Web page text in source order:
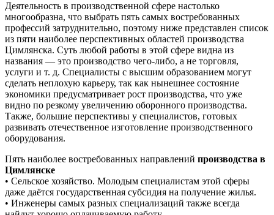
Деятельность в производственной сфере настолько
многообразна, что выбрать пять самых востребованных
профессий затруднительно, поэтому ниже представлен список
из пяти наиболее перспективных областей производства
Цимлянска. Суть любой работы в этой сфере видна из
названия — это производство чего-либо, а не торговля,
услуги и т. д. Специалисты с высшим образованием могут
сделать неплохую карьеру, так как нынешнее состояние
экономики предусматривает рост производства, что уже
видно по резкому увеличению оборонного производства.
Также, большие перспективы у специалистов, готовых
развивать отечественное изготовление производственного
оборудования.
Пять наиболее востребованных направлений производства в
Цимлянске
• Сельское хозяйство. Молодым специалистам этой сферы
даже даётся государственная субсидия на получение жилья.
• Инженеры самых разных специализаций также всегда